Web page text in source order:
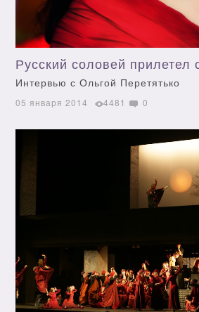
Русский соловей прилетел
Интервью с Ольгой Перетятько
05 января 2014 4481 0